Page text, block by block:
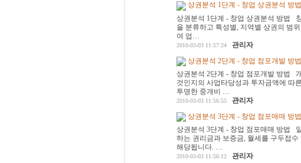
상권분석 1단계 - 창업 상권분석 방법
상권분석 1단계 - 창업 상권분석 방법
을 분류하고 특성별, 지역별 상권의 범
여 업…
2010-03-03 11:57:24
관리자
상권분석 2단계 - 창업 점포개발 방법
상권분석 2단계 - 창업 점포개발 방법
것인지의 사업타당성과 투자금액에 따
투명한 중개비 …
2010-03-03 11:56:55
관리자
상권분석 3단계 - 창업 점포매매 방법
상권분석 3단계 - 창업 점포매매 방법
하는 권리금과 보증금, 월세를 구두접
해당됩니다. …
2010-03-03 11:56:12
관리자